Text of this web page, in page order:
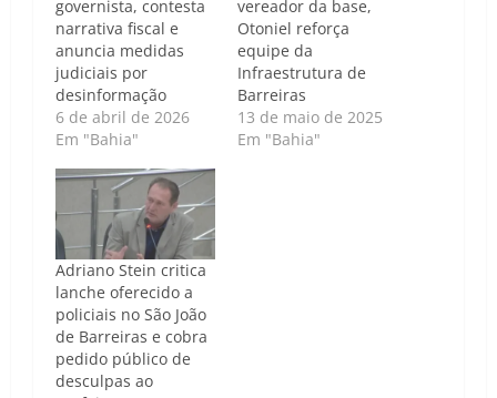
governista, contesta
narrativa fiscal e
anuncia medidas
judiciais por
desinformação
6 de abril de 2026
Em "Bahia"
vereador da base,
Otoniel reforça
equipe da
Infraestrutura de
Barreiras
13 de maio de 2025
Em "Bahia"
Adriano Stein critica
lanche oferecido a
policiais no São João
de Barreiras e cobra
pedido público de
desculpas ao